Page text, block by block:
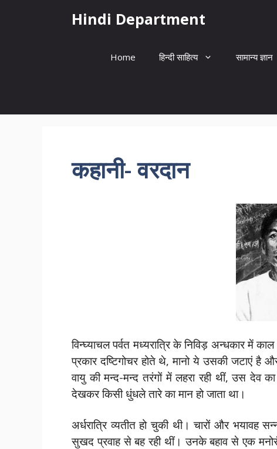
Hindi Department
Home हिन्दी साहित्य सामान्य ज्ञान
कहानी- वरदान
विन्घ्याचल पर्वत मध्यरात्रि के निविड़ अन्धकार में
प्रकार दष्टिगोचर होते थे, मानो ये उसकी जटाएं है
वायु की मन्द-मन्द तरंगों में लहरा रही थीं, उस देव
देखकर किसी धुंधले तारे का मान हो जाता था।
अर्धरात्रि व्यतीत हो चुकी थी। चारों और भयावह
सुखद प्रवाह से बह रही थीं। उनके बहाव से एक